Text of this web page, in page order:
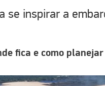
se inspirar a
fica e como